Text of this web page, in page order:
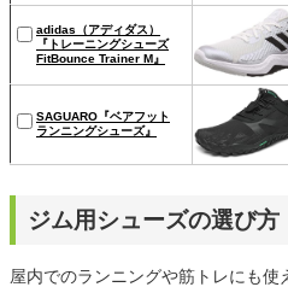
adidas（アディダス）
『トレーニングシューズ
FitBounce Trainer M』
SAGUARO『ベアフット
ランニングシューズ』
ジム用シューズの選び方
屋内でのランニングや筋トレにも使